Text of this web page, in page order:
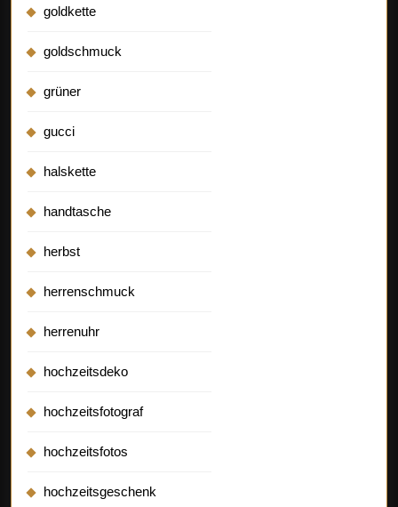
goldkette
goldschmuck
grüner
gucci
halskette
handtasche
herbst
herrenschmuck
herrenuhr
hochzeitsdeko
hochzeitsfotograf
hochzeitsfotos
hochzeitsgeschenk